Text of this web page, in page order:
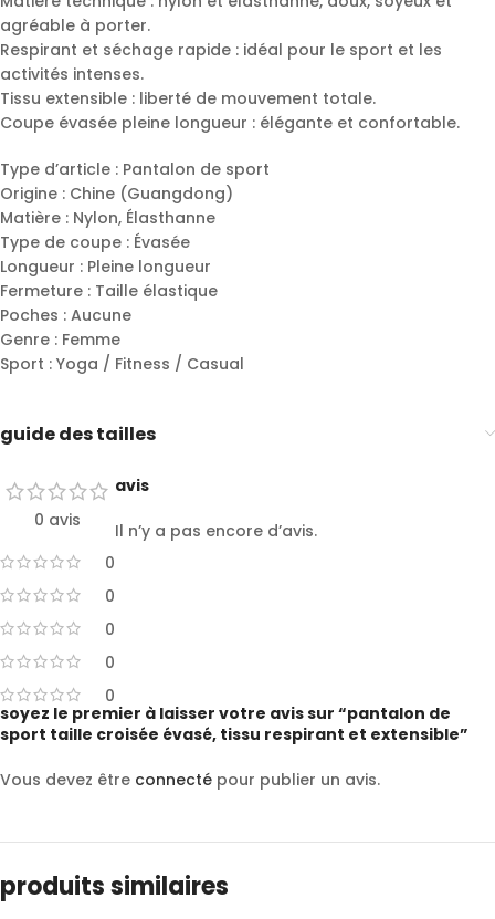
agréable à porter.
Respirant et séchage rapide : idéal pour le sport et les
activités intenses.
Tissu extensible : liberté de mouvement totale.
Coupe évasée pleine longueur : élégante et confortable.
Type d’article : Pantalon de sport
Origine : Chine (Guangdong)
Matière : Nylon, Élasthanne
Type de coupe : Évasée
Longueur : Pleine longueur
Fermeture : Taille élastique
Poches : Aucune
Genre : Femme
Sport : Yoga / Fitness / Casual
guide des tailles
0 avis
0
0
0
0
0
avis
Il n’y a pas encore d’avis.
soyez le premier à laisser votre avis sur “pantalon de
sport taille croisée évasé, tissu respirant et extensible”
Vous devez être connecté pour publier un avis.
produits similaires